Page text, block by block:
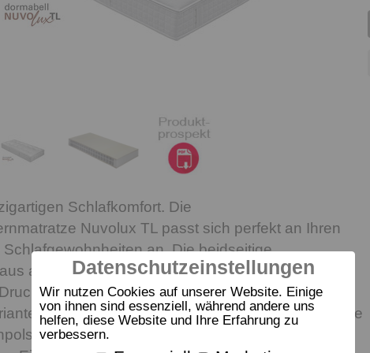
Datenschutzeinstellungen
Wir nutzen Cookies auf unserer Website. Einige
von ihnen sind essenziell, während andere uns
helfen, diese Website und Ihre Erfahrung zu
verbessern.
Schlafkomfort. Die
Nuvolux TL passt sich perfekt an Ihren
an. Die beidseitige
angenehm weichem Latex (2 x 25 mm) sorgt für
und zusätzlichen Komfort. Bei der
kommt zur Latex-Komfortschicht noch eine eine
Auflage aus Schafschurwolle und